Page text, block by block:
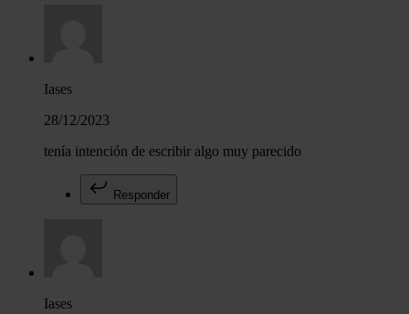
Iases
28/12/2023
tenía intención de escribir algo muy parecido
Responder
Iases